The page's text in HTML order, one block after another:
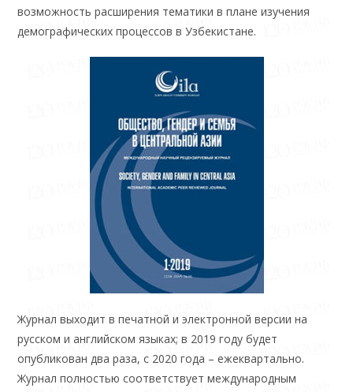
возможность расширения тематики в плане изучения
демографических процессов в Узбекистане.
Журнал выходит в печатной и электронной версии на
русском и английском языках; в 2019 году будет
опубликован два раза, с 2020 года – ежеквартально.
Журнал полностью соответствует международным